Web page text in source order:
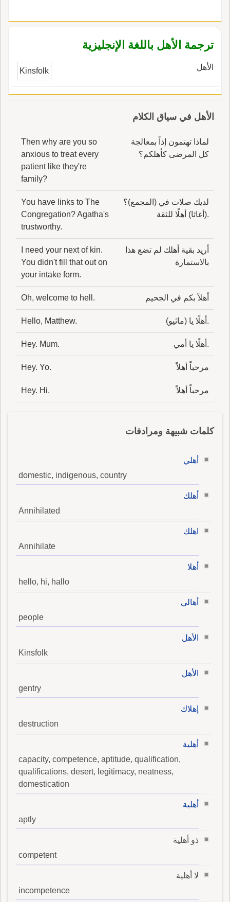
من هذه التا فقالوا دَوْلَج، وأَنت مع ذلك قد تقول
دَوْلَج في جميع هذه المواضع التي تقو فيها تَوْلَج،
وإِن كانت الدال مع ذلك بدلاً من التاء التي هي بدل
م الواو؟ فالجواب عن ذلك أَن هذه مغالطة من
يقولون وَوْلَج ودَوْلَج ويستعملون دَوْلَجاً في جمي
أَماكن وَوْلَج، فهذا لو كان كذا لكان له به تَعَلّقٌ،
وكانت تحتس زيادة، فأَما وهم لا يقولون وَوْلَج البَتَّةَ
تَوْلَج ثم أَبدلوا الدال من التاء المبدلة م الواو فقالوا
دَوْلَج، فإِنما استعملوا الدال مكان التاء التي هي في
المرتب قبلها تليها، ولم يستعملوا الدال موضع الواو
التي هي الأَصل فصار إِبدا الدال من التاء في هذا
الموضع كإِبدال الهمزة من الواو في نح أُقِّتَتْ وأُجُوه
لقربها منها، ولأَنه لا منزلة بينهما واسطة، وكذلك لو
عار معارض بهُنَيْهَة تصغير هَنَة فقال: أَلست تزعم
أَن أَصلها هُنَيْوَة ث صارت هُنَيَّة ثم صارت هُنَيْهة،
وأَنت قد تقول هُنَيْهة في كل موضع قد تقو فيه
هُنَيَّة؟ كان الجواب واحداً كالذي قبله، أَلا ترى أَن
هُنَيْو الذي هو أَصل لا يُنْطَق به ولا يستعمل البَتَّة
فهذا كله يؤَكد عندك أَن امتناعه من استعمال آل ف
جميع مواقع أَهل إِنما هو لأَن فيه بدلاً من بدل، كما
من الشحم، وقيل: الإِهَالة الشحم والزيت وقيل: كل
دهن اؤْتُدِم به إِهالةٌ، والإِهالة الوَدَك.
ترجمة الأهل باللغة الإنجليزية
الأهل Kinsfolk
الأهل في سياق الكلام
لماذا تهتمون إذاً بمعالجة
كل المرضى كأهلكم؟
Then why are you so
anxious to treat every
patient like they're
family?
لديك صلات في (المجمع)؟
.(أغاثا) أهلًا للثقة
You have links to The
Congregation? Agatha's
trustworthy.
أريد بقية أهلك لم تضع هذا
بالاستمارة
I need your next of kin.
You didn't fill that out on
your intake form.
أهلاً بكم في الجحيم Oh, welcome to hell.
.أهلًا يا (ماثيو) Hello, Matthew.
.أهلًا يا أمي Hey. Mum.
مرحباً أهلاً Hey. Yo.
مرحباً أهلاً Hey. Hi.
كلمات شبيهة ومرادفات
أهلي
domestic, indigenous, country
أهلك
Annihilated
اهلك
Annihilate
أهلا
hello, hi, hallo
أهالي
people
الأهل
Kinsfolk
الأهل
gentry
إهلاك
destruction
أهلية
capacity, competence, aptitude, qualification,
qualifications, desert, legitimacy, neatness,
domestication
أهلية
aptly
ذو أهلية
competent
لا أهلية
incompetence